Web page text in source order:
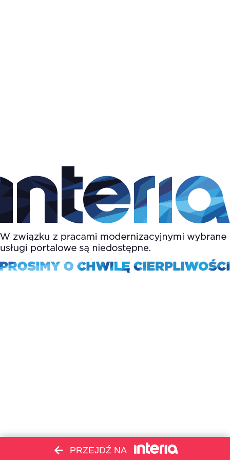
PRZEJDŹ NA